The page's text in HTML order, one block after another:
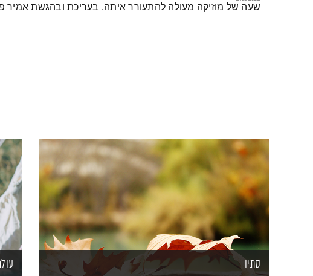
תמצית הפודקאסט
שעה של מוזיקה מעולה להתעורר איתה, בעריכת ובהגשת אמיר
סתיו עולם